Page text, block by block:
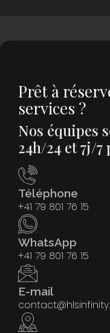
Prêt à
services ?
Nos équipes
24h/24 et 7j/7
Téléphone
+41 79 801 76 15
WhatsApp
+41 79 801 76 15
E-mail